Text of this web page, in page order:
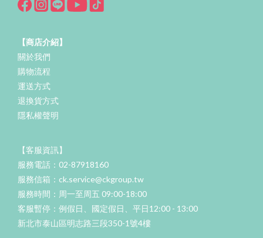
【商店介紹】
關於我們
購物流程
運送方式
退換貨方式
隱私權聲明
【客服資訊】
服務電話：02-87918160
服務信箱：ck.service@ckgroup.tw
服務時間：周一至周五 09:00-18:00
客服暫停：例假日、國定假日、平日12:00 - 13:00
新北市泰山區明志路三段350-1號4樓